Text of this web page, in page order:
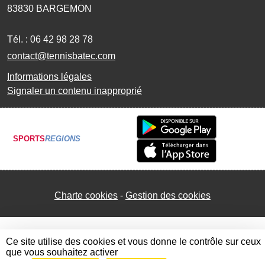
83830 BARGEMON
Tél. : 06 42 98 28 78
contact@tennisbatec.com
Informations légales
Signaler un contenu inapproprié
SPORTSREGIONS
Charte cookies Gestion des cookies
Ce site utilise des cookies et vous donne le contrôle sur ceux
que vous souhaitez activer